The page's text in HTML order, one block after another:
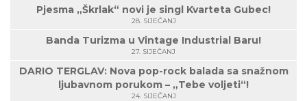
Pjesma „Škrlak“ novi je singl Kvarteta Gubec!
28. SIJEČANJ
Banda Turizma u Vintage Industrial Baru!
27. SIJEČANJ
DARIO TERGLAV: Nova pop-rock balada sa snažnom
ljubavnom porukom – „Tebe voljeti“!
24. SIJEČANJ